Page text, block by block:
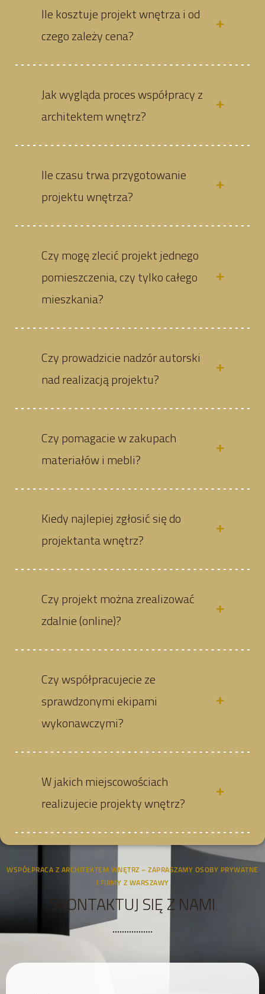
Ile kosztuje projekt wnętrza i od
czego zależy cena?
Jak wygląda proces współpracy z
architektem wnętrz?
Ile czasu trwa przygotowanie
projektu wnętrza?
Czy mogę zlecić projekt jednego
pomieszczenia, czy tylko całego
mieszkania?
Czy prowadzicie nadzór autorski
nad realizacją projektu?
Czy pomagacie w zakupach
materiałów i mebli?
Kiedy najlepiej zgłosić się do
projektanta wnętrz?
Czy projekt można zrealizować
zdalnie (online)?
Czy współpracujecie ze
sprawdzonymi ekipami
wykonawczymi?
W jakich miejscowościach
realizujecie projekty wnętrz?
WSPÓŁPRACA Z ARCHITEKTEM WNĘTRZ – ZAPRASZAMY OSOBY PRYWATNE
I FIRMY Z WARSZAWY
SKONTAKTUJ SIĘ Z NAMI